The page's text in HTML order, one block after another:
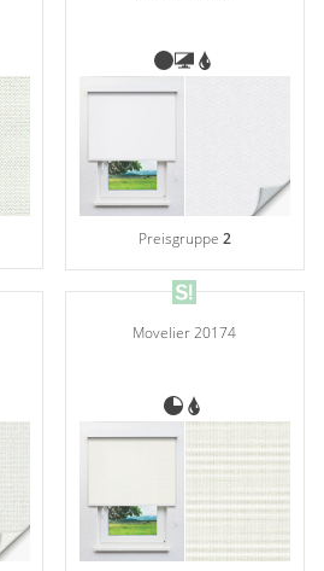
Preisgruppe 2
Movelier 20174